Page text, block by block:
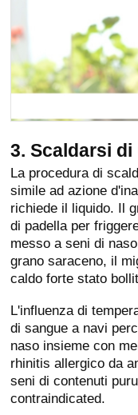
3. Scaldarsi
La procedura di
simile ad azione
richiede il liquido. Il
di padella per
messo a seni di
grano saraceno, il
caldo forte stato
L'influenza di
di sangue a navi
naso insieme con
rhinitis allergico da
seni di contenuti
contraindicated.